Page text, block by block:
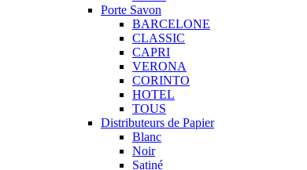
Porte Savon
BARCELONE
CLASSIC
CAPRI
VERONA
CORINTO
HOTEL
TOUS
Distributeurs de Papier
Blanc
Noir
Satiné